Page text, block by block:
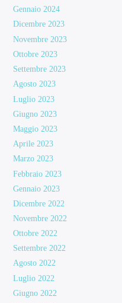
Gennaio 2024
Dicembre 2023
Novembre 2023
Ottobre 2023
Settembre 2023
Agosto 2023
Luglio 2023
Giugno 2023
Maggio 2023
Aprile 2023
Marzo 2023
Febbraio 2023
Gennaio 2023
Dicembre 2022
Novembre 2022
Ottobre 2022
Settembre 2022
Agosto 2022
Luglio 2022
Giugno 2022